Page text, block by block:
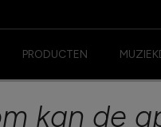
PRODUCTEN
kan de